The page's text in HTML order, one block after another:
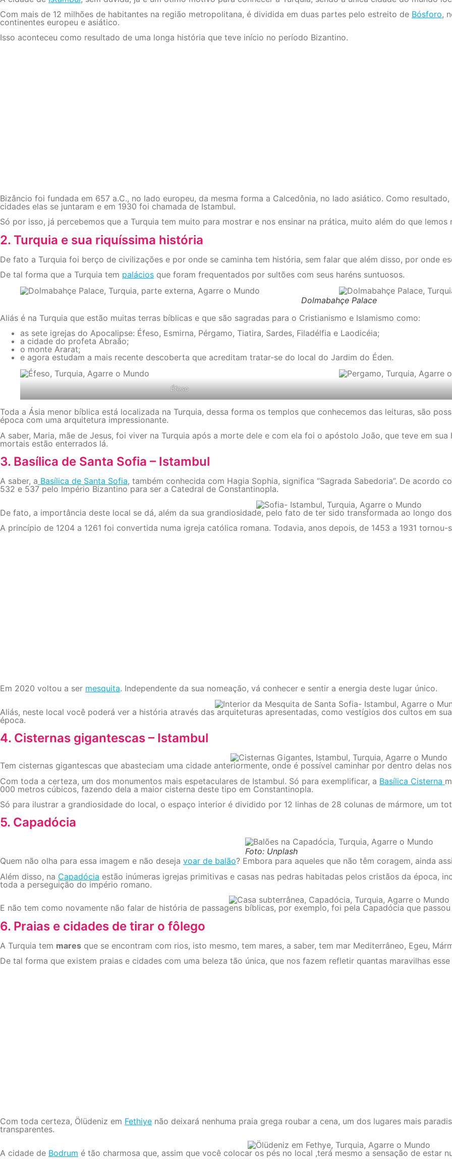
Com mais de 12 milhões de habitantes na região metropolitana, é dividida em duas partes pelo estreito de Bósforo,
continentes europeu e asiático.
Isso aconteceu como resultado de uma longa história que teve início no período Bizantino.
Bizâncio foi fundada em 657 a.C., no lado europeu, da mesma forma a Calcedônia, no lado asiático. Como
cidades elas se juntaram e em 1930 foi chamada de Istambul.
Só por isso, já percebemos que a Turquia tem muito para mostrar e nos ensinar na prática, muito além do que lemos
2. Turquia e sua riquíssima história
De fato a Turquia foi berço de civilizações e por onde se caminha tem história, sem falar que além disso, por onde
De tal forma que a Turquia tem palácios que foram frequentados por sultões com seus haréns suntuosos.
Dolmabahçe Palace
Aliás é na Turquia que estão muitas terras bíblicas e que são sagradas para o Cristianismo e Islamismo como:
as sete igrejas do Apocalipse: Éfeso, Esmirna, Pérgamo, Tiatira, Sardes, Filadélfia e Laodicéia;
a cidade do profeta Abraão;
o monte Ararat;
e agora estudam a mais recente descoberta que acreditam tratar-se do local do Jardim do Éden.
Éfeso
Toda a Ásia menor bíblica está localizada na Turquia, dessa forma os templos que conhecemos das leituras, são
época com uma arquitetura impressionante.
A saber, Maria, mãe de Jesus, foi viver na Turquia após a morte dele e com ela foi o apóstolo João, que teve em
mortais estão enterrados lá.
3. Basílica de Santa Sofia – Istambul
A saber, a Basílica de Santa Sofia, também conhecida com Hagia Sophia, significa “Sagrada Sabedoria”. De
532 e 537 pelo Império Bizantino para ser a Catedral de Constantinopla.
De fato, a importância deste local se dá, além da sua grandiosidade, pelo fato de ter sido transformada ao longo
A princípio de 1204 a 1261 foi convertida numa igreja católica romana. Todavia, anos depois, de 1453 a 1931
Em 2020 voltou a ser mesquita. Independente da sua nomeação, vá conhecer e sentir a energia deste lugar único.
Aliás, neste local você poderá ver a história através das arquiteturas apresentadas, como vestígios dos cultos em
época.
4. Cisternas gigantescas – Istambul
Tem cisternas gigantescas que abasteciam uma cidade anteriormente, onde é possível caminhar por dentro delas
Com toda a certeza, um dos monumentos mais espetaculares de Istambul. Só para exemplificar, a Basílica Cisterna
000 metros cúbicos, fazendo dela a maior cisterna deste tipo em Constantinopla.
Só para ilustrar a grandiosidade do local, o espaço interior é dividido por 12 linhas de 28 colunas de mármore, um
5. Capadócia
Foto: Unplash
Quem não olha para essa imagem e não deseja voar de balão? Embora para aqueles que não têm coragem, ainda
Além disso, na Capadócia estão inúmeras igrejas primitivas e casas nas pedras habitadas pelos cristãos da época,
toda a perseguição do império romano.
E não tem como novamente não falar de história de passagens bíblicas, por exemplo, foi pela Capadócia que
6. Praias e cidades de tirar o fôlego
A Turquia tem mares que se encontram com rios, isto mesmo, tem mares, a saber, tem mar Mediterrâneo, Egeu,
De tal forma que existem praias e cidades com uma beleza tão única, que nos fazem refletir quantas maravilhas
Com toda certeza, Ölüdeniz em Fethiye não deixará nenhuma praia grega roubar a cena, um dos lugares mais
transparentes.
A cidade de Bodrum é tão charmosa que, assim que você colocar os pés no local ,terá mesmo a sensação de estar